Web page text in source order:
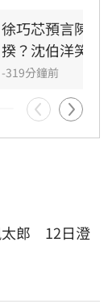
過關的離譜
徐巧芯預言陳時
揆？沈伯洋笑回
-319分鐘前
郎　12日澄